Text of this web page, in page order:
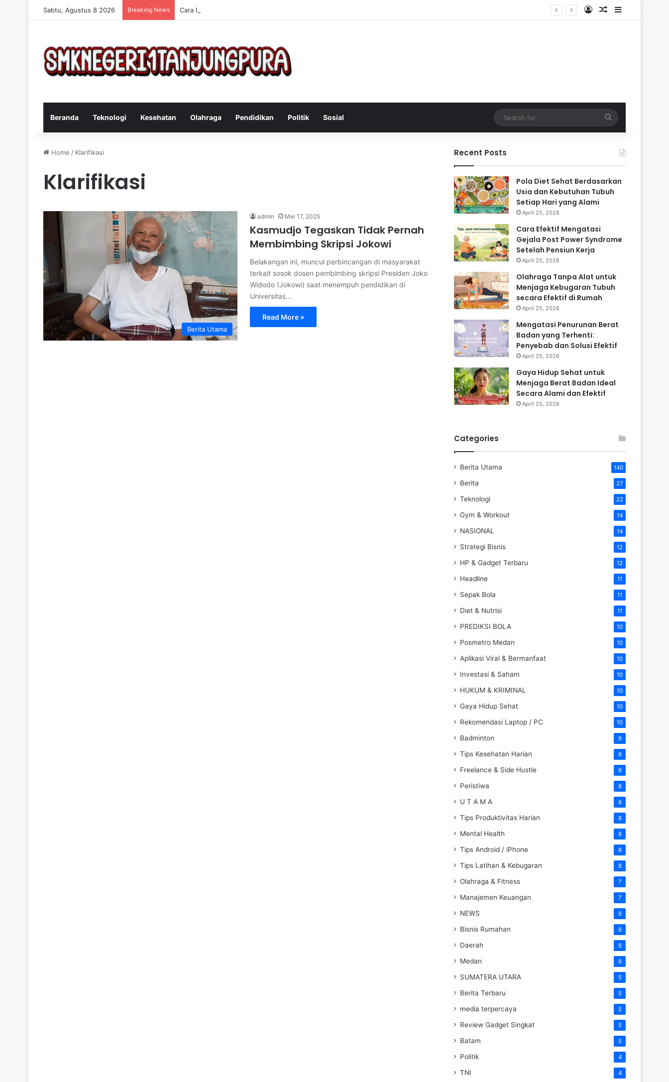
Sabtu, Agustus 8 2026 Breaking News Cara Efektif Mengatasi Gejala Post Power Syndrome Setelah Pensiun Kerja Log InRandom Article
Sidebar
Beranda Teknologi Kesehatan Olahraga Pendidikan Politik Sosial
for
Home / Klarifikasi
Klarifikasi
Berita Utama
admin Mei 17, 2025
Kasmudjo Tegaskan Tidak Pernah
Membimbing Skripsi Jokowi
Belakangan ini, muncul perbincangan di masyarakat
terkait sosok dosen pembimbing skripsi Presiden Joko
Widodo (Jokowi) saat menempuh pendidikan di
Universitas…
Read More »
Recent Posts
Pola Diet Sehat Berdasarkan
Usia dan Kebutuhan Tubuh
Setiap Hari yang Alami
April 25, 2026
Cara Efektif Mengatasi
Gejala Post Power Syndrome
Setelah Pensiun Kerja
April 25, 2026
Olahraga Tanpa Alat untuk
Menjaga Kebugaran Tubuh
secara Efektif di Rumah
April 25, 2026
Mengatasi Penurunan Berat
Badan yang Terhenti:
Penyebab dan Solusi Efektif
April 25, 2026
Gaya Hidup Sehat untuk
Menjaga Berat Badan Ideal
Secara Alami dan Efektif
April 25, 2026
Categories
Berita Utama 140
Berita 27
Teknologi 22
Gym & Workout 14
NASIONAL 14
Strategi Bisnis 12
HP & Gadget Terbaru 12
Headline 11
Sepak Bola 11
Diet & Nutrisi 11
PREDIKSI BOLA 10
Posmetro Medan 10
Aplikasi Viral & Bermanfaat 10
Investasi & Saham 10
HUKUM & KRIMINAL 10
Gaya Hidup Sehat 10
Rekomendasi Laptop / PC 10
Badminton 9
Tips Kesehatan Harian 9
Freelance & Side Hustle 9
Peristiwa 8
U T A M A 8
Tips Produktivitas Harian 8
Mental Health 8
Tips Android / iPhone 8
Tips Latihan & Kebugaran 8
Olahraga & Fitness 7
Manajemen Keuangan 7
NEWS 6
Bisnis Rumahan 6
Daerah 6
Medan 6
SUMATERA UTARA 5
Berita Terbaru 5
media terpercaya 5
Review Gadget Singkat 5
Batam 5
Politik 4
TNI 4